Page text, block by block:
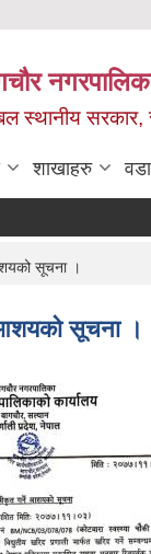
स्थानीय सरकार,
शाखाहरु
सूचना ।
सूचना ।